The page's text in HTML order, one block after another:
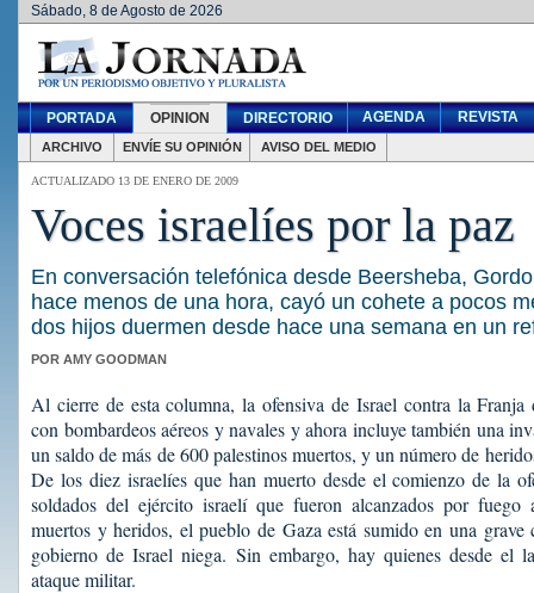
Sábado, 8 de Agosto de 2026
PORTADA OPINION DIRECTORIO AGENDA REVISTA
ARCHIVO ENVÍE SU OPINIÓN AVISO DEL MEDIO
ACTUALIZADO 13 DE ENERO DE 2009
Voces israelíes por la paz
En conversación telefónica desde Beersheba,
hace menos de una hora, cayó un cohete a pocos
dos hijos duermen desde hace una semana en un
POR AMY GOODMAN
Al cierre de esta columna, la ofensiva de Israel contra la
con bombardeos aéreos y navales y ahora incluye también una
un saldo de más de 600 palestinos muertos, y un número de
De los diez israelíes que han muerto desde el comienzo de la
soldados del ejército israelí que fueron alcanzados por
muertos y heridos, el pueblo de Gaza está sumido en una grave
gobierno de Israel niega. Sin embargo, hay quienes desde el
ataque militar.